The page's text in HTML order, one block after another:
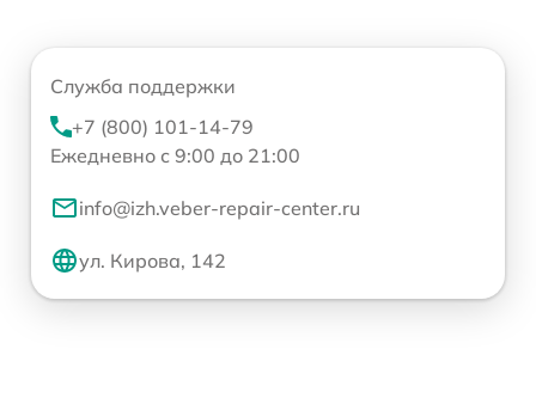
Служба поддержки
+7 (800) 101-14-79
Ежедневно с 9:00 до 21:00
info@izh.veber-repair-center.ru
ул. Кирова, 142